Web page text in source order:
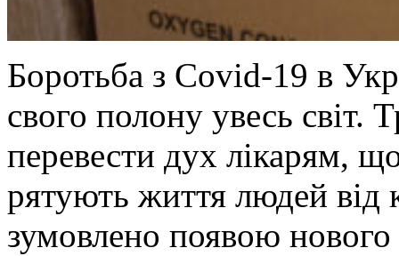
Боротьба з Covid-19 в
свого полону увесь світ.
перевести дух лікарям,
рятують життя людей від
зумовлено появою